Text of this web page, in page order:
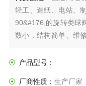
轻工、造纸、电站、
90&#176;的旋转类球
数小，结构简单、维
用于密封要求严格的
产品型号：
厂商性质： 生产厂家